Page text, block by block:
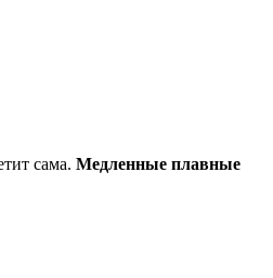
сама. Медленные плавные